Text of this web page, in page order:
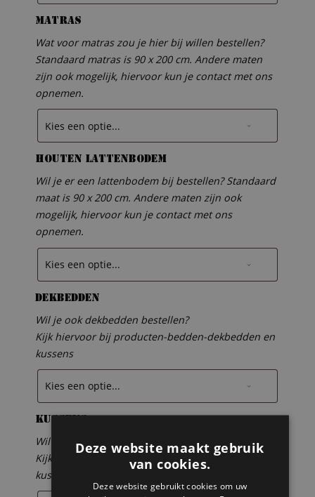
Matras
Wat voor matras zou je hier bij willen bestellen?
Standaard matras is 90 x 200 cm. Andere maten
zijn ook mogelijk, hiervoor kun je contact met ons
opnemen.
Houten lattenbodem
Wil je er een lattenbodem bij bestellen? Standaard
maat is 90 x 200 cm. Andere maten zijn ook
mogelijk, hiervoor kun je contact met ons
opnemen.
Dekbedden
Wil je ook dekbedden bestellen?
Kijk hiervoor bij producten-bedden-dekbedden en
kussens
Kussens
Wil je ook kussens bestellen?
Kijk hiervoor bij producten-bedden-dekbedden en
kussens
Deze website maakt gebruik
van cookies.
Deze website gebruikt cookies om uw